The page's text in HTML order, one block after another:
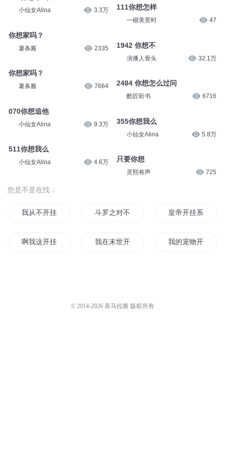
小仙女Alina 3.3万
你想家吗？
薯条酱 2335
你想家吗？
薯条酱 7664
070你想追他
小仙女Alina 9.3万
511你想我么
小仙女Alina 4.6万
111你想怎样
一砌美景时 47
1942 你想不
演播人骨头 32.1万
2484 你想怎么过问
酷匠听书 6716
355你想我么
小仙女Alina 5.8万
只要你想
灵熙有声 725
您是不是在找：
我从不开挂 斗罗之对不起我有挂 皇帝开挂系统
啊我这开挂的人生 我在末世开个挂 我的宠物开挂了
© 2014-2026 喜马拉雅 版权所有